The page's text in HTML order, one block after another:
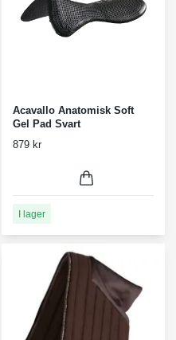
Acavallo Anatomisk Soft
Gel Pad Svart
879 kr
I lager